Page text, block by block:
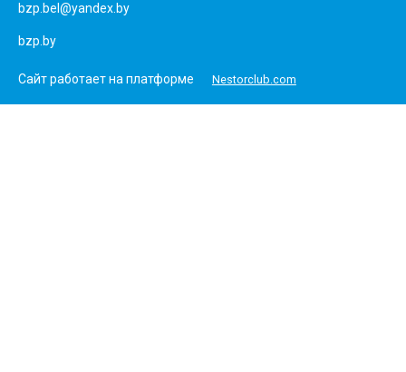
bzp.bel@yandex.by
bzp.by
Сайт работает на платформе Nestorclub.com